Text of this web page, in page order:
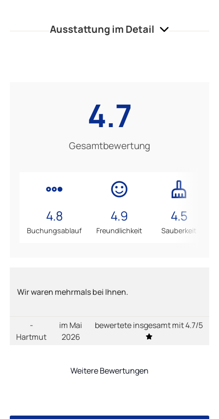
Ausstattung im Detail
4.7
Gesamtbewertung
4.8
Buchungsablauf
4.9
Freundlichkeit
4.5
Sauberkeit
Wir waren mehrmals bei Ihnen.
-
Hartmut
im Mai
2026
bewertete insgesamt mit 4.7/5
Weitere Bewertungen